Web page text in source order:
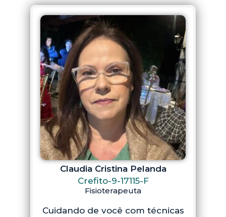
Claudia Cristina Pelanda
Crefito-9-17115-F
Fisioterapeuta
Cuidando de você com técnicas